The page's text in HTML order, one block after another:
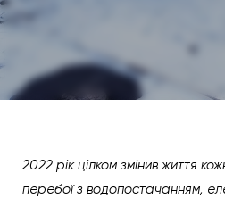
2022 рік цілком змінив життя
перебої з водопостачанням,